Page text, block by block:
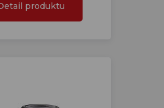
produktu